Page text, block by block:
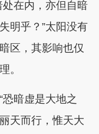
处在内，亦但自暗
明乎？”太阳没有
区，其影响也仅
。
暗虚是大地之
天而行，惟天大